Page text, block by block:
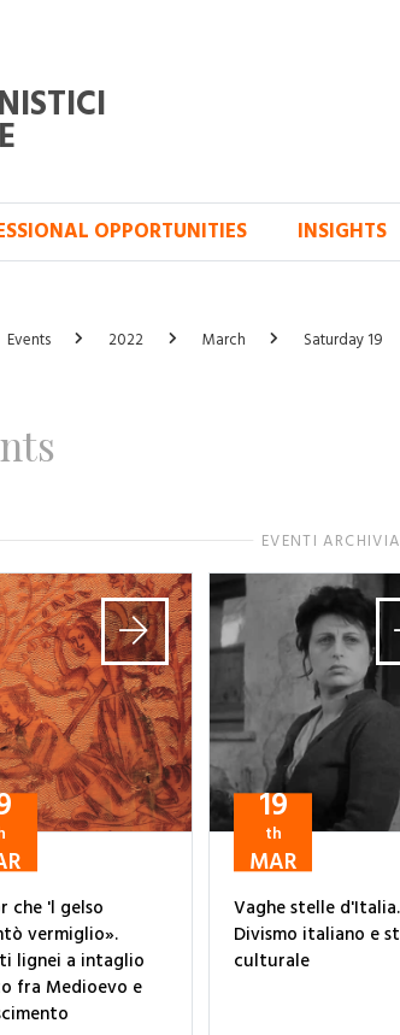
OPPORTUNITIES INSIGHTS
Events 2022 March Saturday 19
EVENTI
che 'l gelso
vermiglio».
lignei a intaglio
fra Medioevo e
19
th
MAR
Vaghe stelle d'Italia.
Divismo italiano e
culturale